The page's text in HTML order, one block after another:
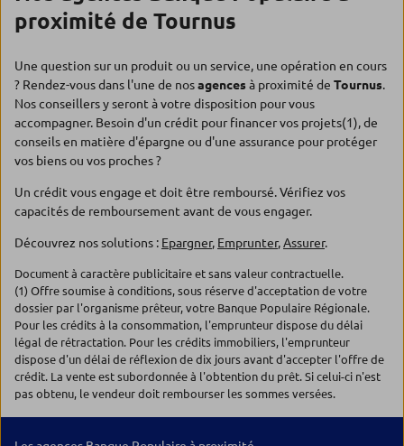
proximité de Tournus
Une question sur un produit ou un service, une opération en cours
? Rendez-vous dans l'une de nosagencesà proximité de Tournus.
Nos conseillers y seront à votre disposition pour vous
accompagner. Besoin d'un crédit pour financer vos projets(1), de
conseils en matière d'épargne ou d'une assurance pour protéger
vos biens ou vos proches ?
Un crédit vous engage et doit être remboursé. Vérifiez vos
capacités de remboursement avant de vous engager.
Découvrez nos solutions : Epargner, Emprunter,Assurer.
Document à caractère publicitaire et sans valeur contractuelle.
(1) Offre soumise à conditions, sous réserve d'acceptation de votre
dossier par l'organisme prêteur, votre Banque Populaire Régionale.
Pour les crédits à la consommation, l'emprunteur dispose du délai
légal de rétractation. Pour les crédits immobiliers, l'emprunteur
dispose d'un délai de réflexion de dix jours avant d'accepter l'offre de
crédit. La vente est subordonnée à l'obtention du prêt. Si celui-ci n'est
pas obtenu, le vendeur doit rembourser les sommes versées.